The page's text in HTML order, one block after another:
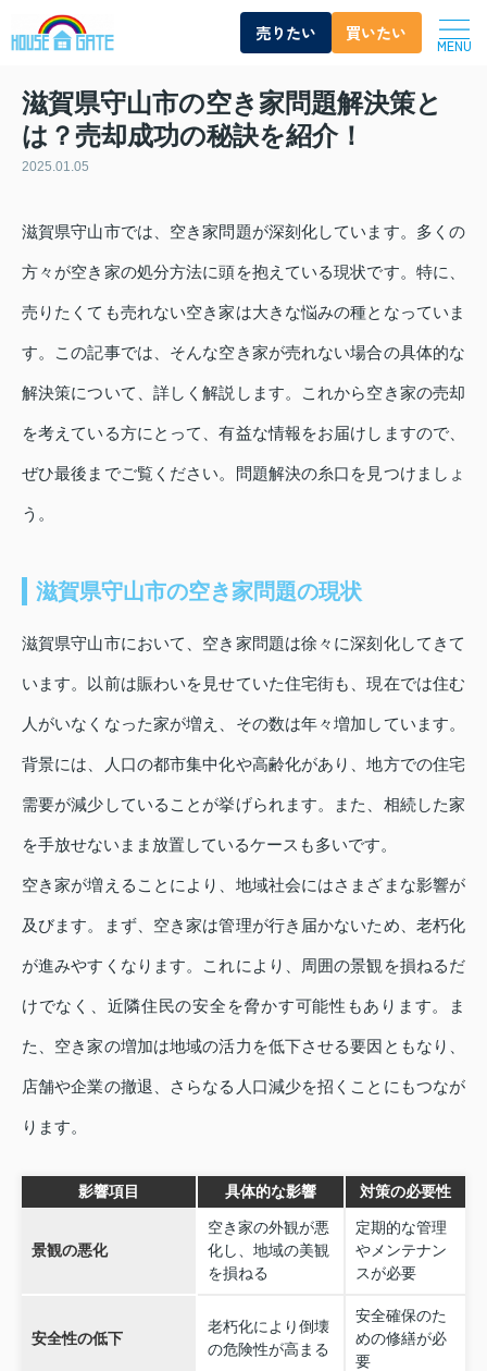
売りたい 買いたい
MENU
滋賀県守山市の空き家問題解決策と
は？売却成功の秘訣を紹介！
2025.01.05
滋賀県守山市では、空き家問題が深刻化しています。多くの
方々が空き家の処分方法に頭を抱えている現状です。特に、
売りたくても売れない空き家は大きな悩みの種となっていま
す。この記事では、そんな空き家が売れない場合の具体的な
解決策について、詳しく解説します。これから空き家の売却
を考えている方にとって、有益な情報をお届けしますので、
ぜひ最後までご覧ください。問題解決の糸口を見つけましょ
う。
滋賀県守山市の空き家問題の現状
滋賀県守山市において、空き家問題は徐々に深刻化してきて
います。以前は賑わいを見せていた住宅街も、現在では住む
人がいなくなった家が増え、その数は年々増加しています。
背景には、人口の都市集中化や高齢化があり、地方での住宅
需要が減少していることが挙げられます。また、相続した家
を手放せないまま放置しているケースも多いです。
空き家が増えることにより、地域社会にはさまざまな影響が
及びます。まず、空き家は管理が行き届かないため、老朽化
が進みやすくなります。これにより、周囲の景観を損ねるだ
けでなく、近隣住民の安全を脅かす可能性もあります。ま
た、空き家の増加は地域の活力を低下させる要因ともなり、
店舗や企業の撤退、さらなる人口減少を招くことにもつなが
ります。
影響項目 具体的な影響 対策の必要性
景観の悪化
空き家の外観が悪
化し、地域の美観
を損ねる
定期的な管理
やメンテナン
スが必要
安全性の低下
老朽化により倒壊
の危険性が高まる
安全確保のた
めの修繕が必
要